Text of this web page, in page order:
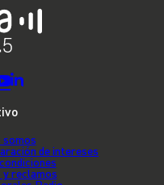
somos
de intereses
y reclamos